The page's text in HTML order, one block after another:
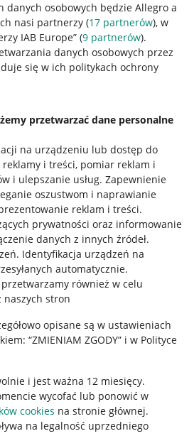
danych osobowych będzie Allegro a
nasi partnerzy (17 partnerów), w
IAB Europe” (9 partnerów).
danych osobowych przez
się w ich politykach ochrony
przetwarzać dane personalne
na urządzeniu lub dostęp do
i treści, pomiar reklam i
i ulepszanie usług. Zapewnienie
oszustwom i naprawianie
reklam i treści.
prywatności oraz informowanie
danych z innych źródeł.
. Identyfikacja urządzeń na
automatycznie.
również w celu
naszych stron
opisane są w ustawieniach
“ZMIENIAM ZGODY” i w Polityce
i jest ważna 12 miesięcy.
wycofać lub ponowić w
cookies na stronie głównej.
na legalność uprzedniego
Cyfrowych